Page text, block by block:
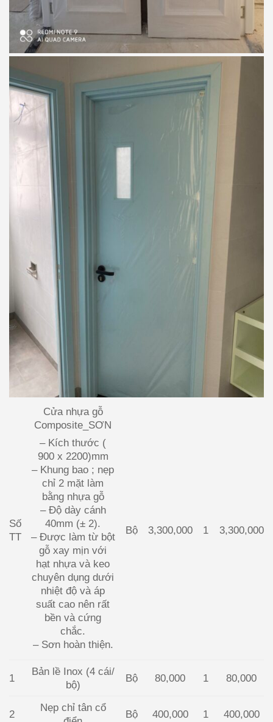
Số
TT
Cửa nhựa gỗ
Composite_SƠN
– Kích thước (
900 x 2200)mm
– Khung bao ; nẹp
chỉ 2 mặt làm
bằng nhựa gỗ
– Độ dày cánh
40mm (± 2).
– Được làm từ bột
gỗ xay mịn với
hạt nhựa và keo
chuyên dụng dưới
nhiệt độ và áp
suất cao nên rất
bền và cứng
chắc.
– Sơn hoàn thiện.
Bộ 3,300,000 1 3,300,000
1
Bản lề Inox (4 cái/
bộ)
Bộ 80,000 1 80,000
2
Nẹp chỉ tân cổ
Bộ 400,000 1 400,000